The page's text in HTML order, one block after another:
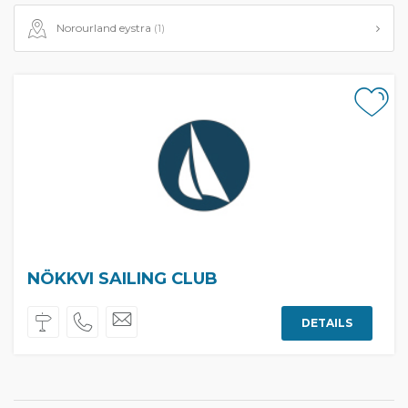
Norourland eystra (1)
NÖKKVI SAILING CLUB
DETAILS